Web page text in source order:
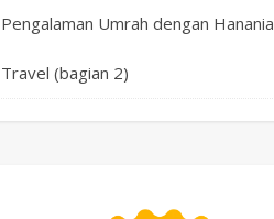
Pengalaman Umrah dengan Hanania
Travel (bagian 2)